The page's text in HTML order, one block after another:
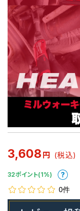
3,608 円 (税込)
32ポイント(1%)
0件